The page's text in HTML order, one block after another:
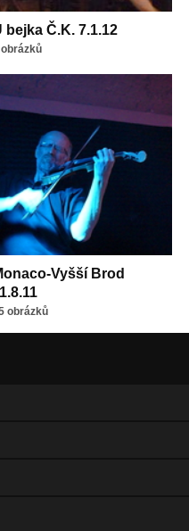
bejka Č.K. 7.1.12
Vyšší Brod
obrázků